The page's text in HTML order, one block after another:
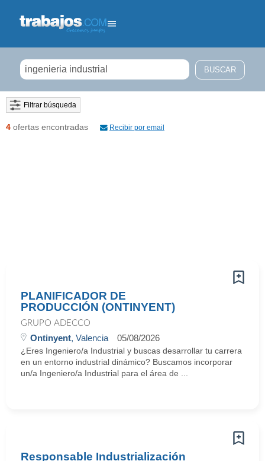
Filtrar búsqueda
4 ofertas encontradas Recibir por email
PLANIFICADOR DE
PRODUCCIÓN (ONTINYENT)
GRUPO ADECCO
Ontinyent, Valencia 05/08/2026
¿Eres Ingeniero/a Industrial y buscas desarrollar tu carrera
en un entorno industrial dinámico? Buscamos incorporar
un/a Ingeniero/a Industrial para el área de ...
Responsable Industrialización